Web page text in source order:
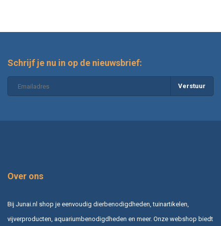
Schrijf je nu in op de nieuwsbrief:
Verstuur
Over ons
Bij Junai.nl shop je eenvoudig dierbenodigdheden, tuinartikelen,
vijverproducten, aquariumbenodigdheden en meer. Onze webshop biedt